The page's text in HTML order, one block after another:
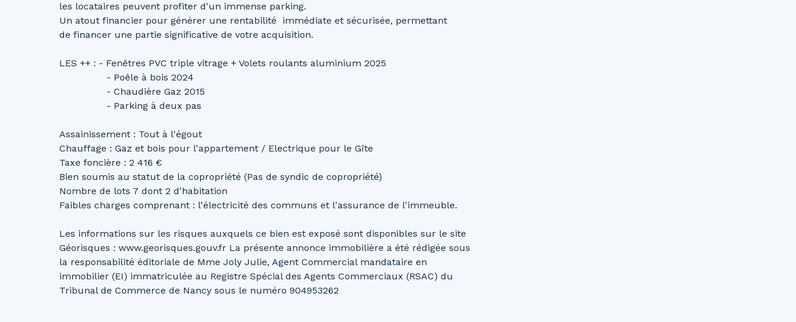
les locataires peuvent profiter d'un immense parking.
Un atout financier pour générer une rentabilité immédiate et sécurisée, permettant
de financer une partie significative de votre acquisition.
LES ++ : - Fenêtres PVC triple vitrage + Volets roulants aluminium 2025
- Poêle à bois 2024
- Chaudière Gaz 2015
- Parking à deux pas
Assainissement : Tout à l'égout
Chauffage : Gaz et bois pour l'appartement / Electrique pour le Gîte
Taxe foncière : 2 416 €
Bien soumis au statut de la copropriété (Pas de syndic de copropriété)
Nombre de lots 7 dont 2 d'habitation
Faibles charges comprenant : l'électricité des communs et l'assurance de l'immeuble.
Les informations sur les risques auxquels ce bien est exposé sont disponibles sur le site
Géorisques : www.georisques.gouv.fr La présente annonce immobilière a été rédigée sous
la responsabilité éditoriale de Mme Joly Julie, Agent Commercial mandataire en
immobilier (EI) immatriculée au Registre Spécial des Agents Commerciaux (RSAC) du
Tribunal de Commerce de Nancy sous le numéro 904953262